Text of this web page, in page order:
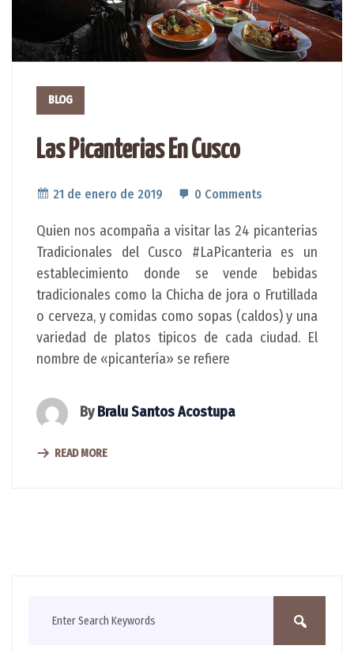
BLOG
Las Picanterias En Cusco
21 de enero de 2019 0 Comments
Quien nos acompaña a visitar las 24 picanterias
Tradicionales del Cusco #LaPicanteria es un
establecimiento donde se vende bebidas
tradicionales como la Chicha de jora o Frutillada
o cerveza, y comidas como sopas (caldos) y una
variedad de platos tipicos de cada ciudad. El
nombre de «picantería» se refiere
ByBralu Santos Acostupa
READ MORE